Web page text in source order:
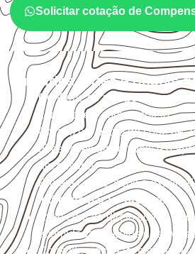
Solicitar cotação de
Cuidados antes e depois
Confirme se a espessura e o
compatíveis com o projeto.
Organize o plano de corte de
dimensões disponíveis e o
necessário.
Proteja cortes, furos e
indicada para o projeto.
Evite contato direto com o
acumulada e apoios
Consulte a ficha técnica antes